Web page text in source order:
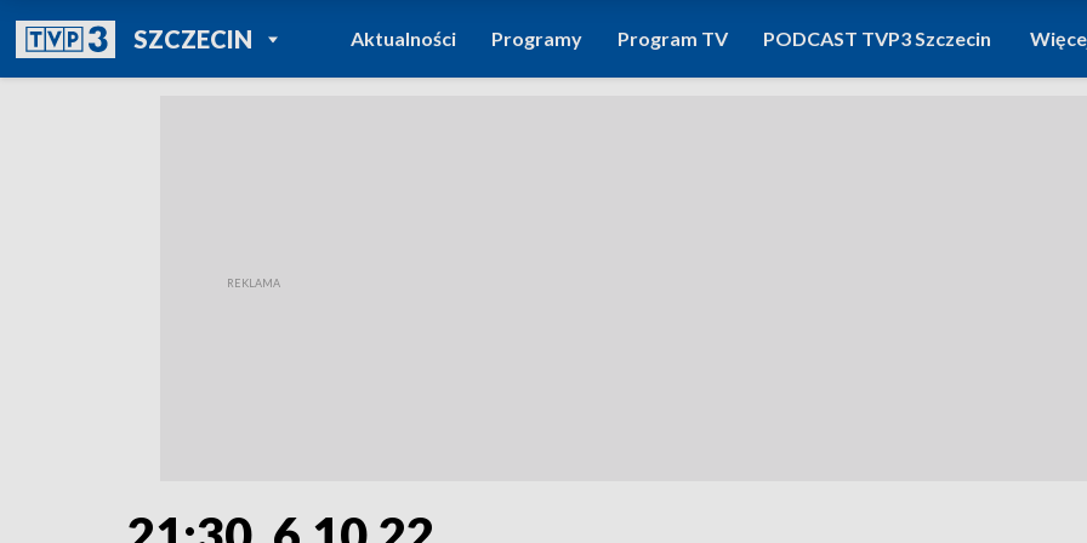
SZCZECINPOWRÓT DO
TVP REGIONY
Aktualności Programy Program TV PODCAST TVP3 Szczecin